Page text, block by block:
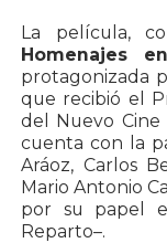
La película,
Homenajes
protagonizada
que recibió el
del Nuevo Cine
cuenta con la
Aráoz, Carlos
Mario Antonio
por su papel
Reparto–.